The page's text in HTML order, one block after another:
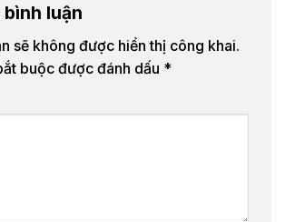
luận
sẽ không được hiển thị công khai.
buộc được đánh dấu *